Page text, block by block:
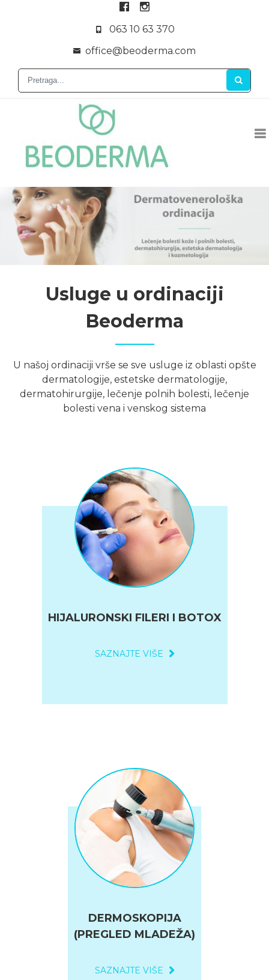
063 10 63 370
office@beoderma.com
Usluge u ordinaciji
Beoderma
U našoj ordinaciji vrše se sve usluge iz oblasti opšte
dermatologije, estetske dermatologije,
dermatohirurgije, lečenje polnih bolesti, lečenje
bolesti vena i venskog sistema
HIJALURONSKI FILERI I BOTOX
SAZNAJTE VIŠE
DERMOSKOPIJA
(PREGLED MLADEŽA)
SAZNAJTE VIŠE